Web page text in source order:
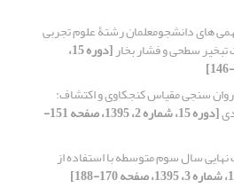
های دانشجومعلمان رشتۀ علوم تجربی
سطحی و فشار بخار [دوره 15،
سنجی مقیاس کنجکاوی و اکتشاف:
[دوره 15، شماره 2، 1395، صفحه 151-
نهایی سال سوم متوسطه با استفاده از